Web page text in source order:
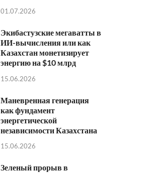
01.07.2026
Экибастузские мегаватты в
ИИ-вычисления или как
Казахстан монетизирует
энергию на $10 млрд
15.06.2026
Маневренная генерация
как фундамент
энергетической
независимости Казахстана
15.06.2026
Зеленый прорыв в